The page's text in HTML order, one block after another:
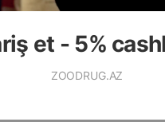
et - 5%
ZOODRUG.AZ
ALMAQ